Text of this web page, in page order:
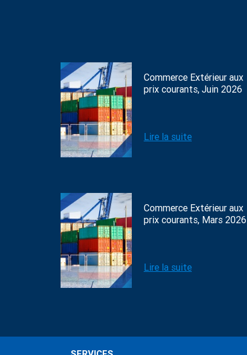
Commerce Extérieur aux
prix courants, Juin 2026
Lire la suite
Commerce Extérieur aux
prix courants, Mars 2026
Lire la suite